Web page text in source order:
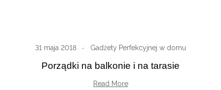
31 maja 2018 Gadżety Perfekcyjnej w domu
Porządki na balkonie i na tarasie
Read More